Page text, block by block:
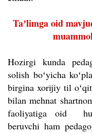
Taʼlimga oid
Hozirgi kunda
solish boʻyicha
birgina xorijiy til
bilan mehnat
faoliyatiga oid
beruvchi ham